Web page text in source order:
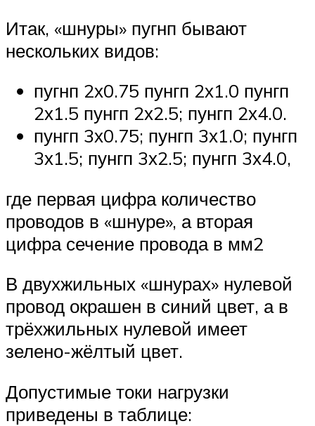
Итак, «шнуры» пугнп бывают
нескольких видов:
пугнп 2х0.75 пунгп 2х1.0 пунгп
2х1.5 пунгп 2х2.5; пунгп 2х4.0.
пунгп 3х0.75; пунгп 3х1.0; пунгп
3х1.5; пунгп 3х2.5; пунгп 3х4.0,
где первая цифра количество
проводов в «шнуре», а вторая
цифра сечение провода в мм2
В двухжильных «шнурах» нулевой
провод окрашен в синий цвет, а в
трёхжильных нулевой имеет
зелено-жёлтый цвет.
Допустимые токи нагрузки
приведены в таблице: